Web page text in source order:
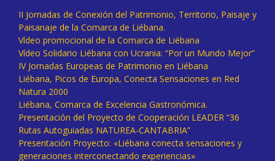
II Jornadas de Conexión del Patrimonio, Territorio, Paisaje y
Paisanaje de la Comarca de Liébana.
Vídeo promocional de la Comarca de Liébana
Vídeo Solidario Liébana con Ucrania: “Por un Mundo Mejor”
IV Jornadas Europeas de Patrimonio en Liébana
Liébana, Picos de Europa, Conecta Sensaciones en Red
Natura 2000
Liébana, Comarca de Excelencia Gastronómica.
Presentación del Proyecto de Cooperación LEADER “36
Rutas Autoguiadas NATUREA-CANTABRIA”
Presentación Proyecto: «Liébana conecta sensaciones y
generaciones interconectando experiencias»